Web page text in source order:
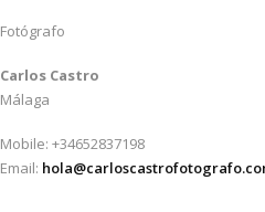
Fotógrafo
Carlos Castro
Málaga
Mobile: +34652837198
Email: